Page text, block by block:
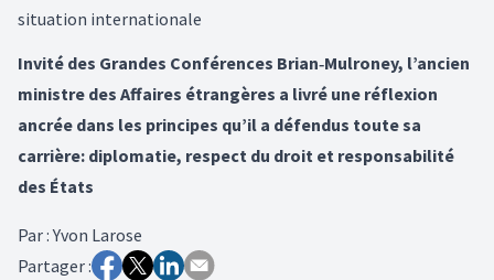
situation internationale
Invité des Grandes Conférences Brian‑Mulroney, l’ancien
ministre des Affaires étrangères a livré une réflexion
ancrée dans les principes qu’il a défendus toute sa
carrière: diplomatie, respect du droit et responsabilité
des États
Par:Yvon Larose
Partager :